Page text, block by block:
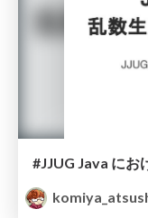
#JJUG Java にお